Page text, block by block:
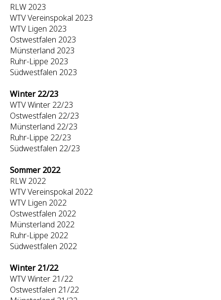
RLW 2023
WTV Vereinspokal 2023
WTV Ligen 2023
Ostwestfalen 2023
Münsterland 2023
Ruhr-Lippe 2023
Südwestfalen 2023
Winter 22/23
WTV Winter 22/23
Ostwestfalen 22/23
Münsterland 22/23
Ruhr-Lippe 22/23
Südwestfalen 22/23
Sommer 2022
RLW 2022
WTV Vereinspokal 2022
WTV Ligen 2022
Ostwestfalen 2022
Münsterland 2022
Ruhr-Lippe 2022
Südwestfalen 2022
Winter 21/22
WTV Winter 21/22
Ostwestfalen 21/22